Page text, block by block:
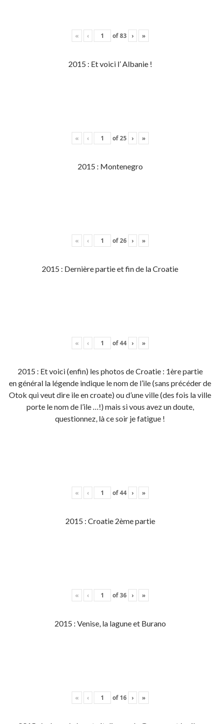
« ‹ of83 › »
2015 : Et voici l’ Albanie !
« ‹ of25 › »
2015 : Montenegro
« ‹ of26 › »
2015 : Dernière partie et fin de la Croatie
« ‹ of44 › »
2015 : Et voici (enfin) les photos de Croatie : 1ère partie
en général la légende indique le nom de l’ile (sans précéder de
Otok qui veut dire ile en croate) ou d’une ville (des fois la ville
porte le nom de l’ile …!) mais si vous avez un doute,
questionnez, là ce soir je fatigue !
« ‹ of44 › »
2015 : Croatie 2ème partie
« ‹ of36 › »
2015 : Venise, la lagune et Burano
« ‹ of 16 › »